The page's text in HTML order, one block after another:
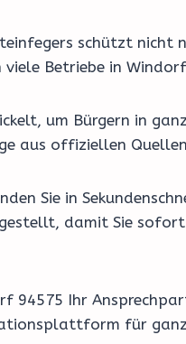
schützt
viele Betriebe in
um Bürgern in
aus offiziellen
Sie in
damit Sie
94575 Ihr
für